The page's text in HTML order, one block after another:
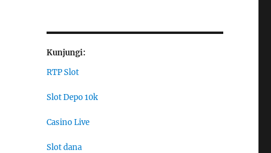
Kunjungi:
RTP Slot
Slot Depo 10k
Casino Live
Slot dana